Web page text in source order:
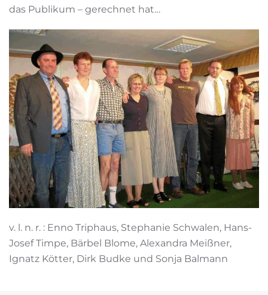
das Publikum – gerechnet hat…
v. l. n. r. : Enno Triphaus, Stephanie Schwalen, Hans-
Josef Timpe, Bärbel Blome, Alexandra Meißner,
Ignatz Kötter, Dirk Budke und Sonja Balmann